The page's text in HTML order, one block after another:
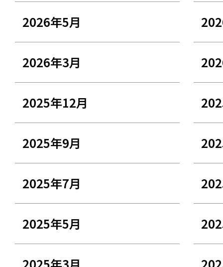
2026年5月
2026年3月
2025年12月
2025年9月
2025年7月
2025年5月